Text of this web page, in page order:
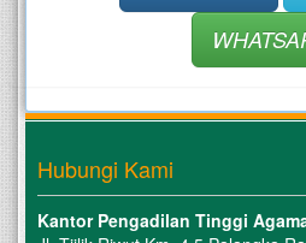
Hubungi Kami
Kantor Pengadilan Tinggi